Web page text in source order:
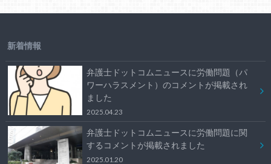
新着情報
弁護士ドットコムニュースに労働問題（パ
ワーハラスメント）のコメントが掲載され
ました
2025.04.23
弁護士ドットコムニュースに労働問題に関
するコメントが掲載されました
2025.01.20